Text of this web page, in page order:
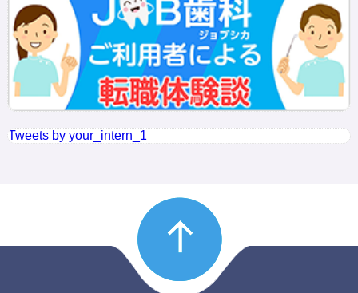
Tweets by your_intern_1